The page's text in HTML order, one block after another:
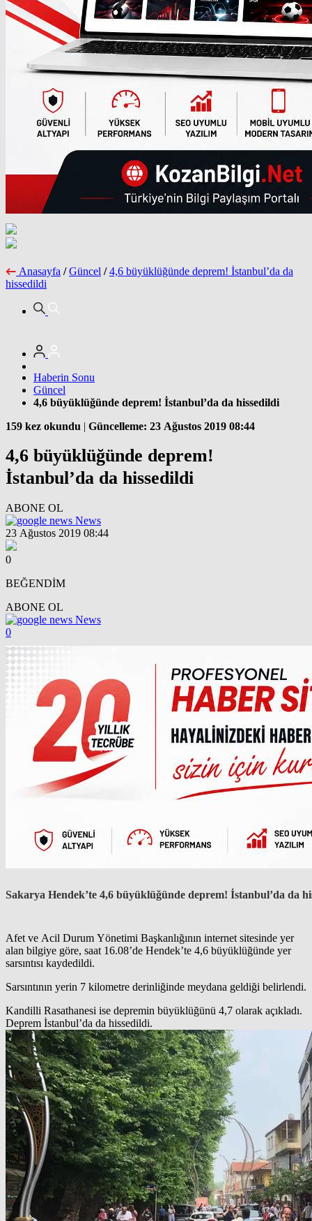
Anasayfa / Güncel / 4,6 büyüklüğünde deprem! İstanbul’da da
hissedildi
Haberin Sonu
Güncel
4,6 büyüklüğünde deprem! İstanbul’da da hissedildi
159 kez okundu | Güncelleme: 23 Ağustos 2019 08:44
4,6 büyüklüğünde deprem!
İstanbul’da da hissedildi
ABONE OL
News
23 Ağustos 2019 08:44
0
BEĞENDİM
ABONE OL
News
0
Sakarya Hendek’te 4,6 büyüklüğünde deprem! İstanbul’da da
Afet ve Acil Durum Yönetimi Başkanlığının internet sitesinde yer
alan bilgiye göre, saat 16.08’de Hendek’te 4,6 büyüklüğünde yer
sarsıntısı kaydedildi.
Sarsıntının yerin 7 kilometre derinliğinde meydana geldiği belirlendi.
Kandilli Rasathanesi ise depremin büyüklüğünü 4,7 olarak açıkladı.
Deprem İstanbul’da da hissedildi.